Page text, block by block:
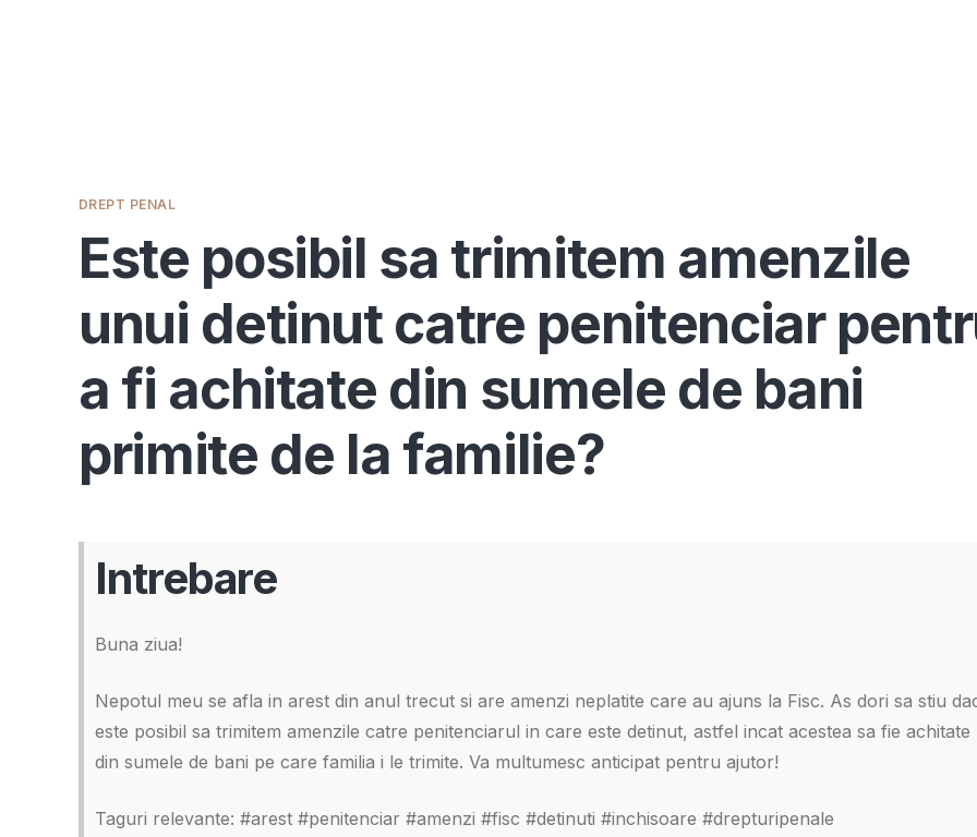
DREPT PENAL
Este posibil sa trimitem amenzile
unui detinut catre penitenciar
a fi achitate din sumele de bani
primite de la familie?
Intrebare
Buna ziua!
Nepotul meu se afla in arest din anul trecut si are amenzi neplatite care au ajuns la Fisc. As dori sa stiu
este posibil sa trimitem amenzile catre penitenciarul in care este detinut, astfel incat acestea sa fie achitate
din sumele de bani pe care familia i le trimite. Va multumesc anticipat pentru ajutor!
Taguri relevante: #arest #penitenciar #amenzi #fisc #detinuti #inchisoare #drepturipenale